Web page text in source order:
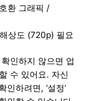
환 그래픽 /
상도 (720p) 필요
인하지 않으면 업
수 있어요. 자신
하려면, ‘설정’